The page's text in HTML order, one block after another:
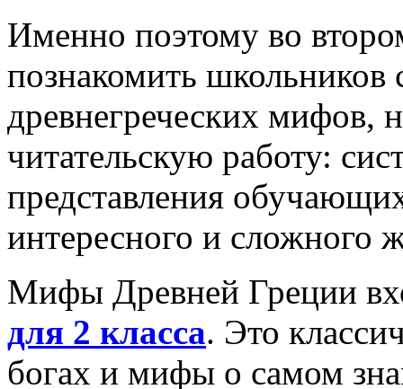
Именно поэтому во
познакомить
древнегреческих мифов,
читательскую работу:
представления
интересного и сложного
Мифы Древней Греции
для 2 класса. Это
богах и мифы о самом